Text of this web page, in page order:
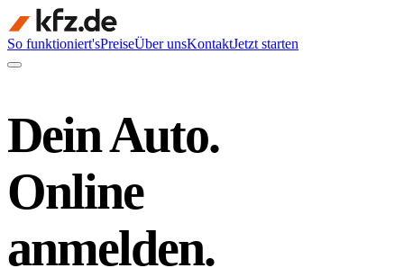
So funktioniert'sPreiseÜber unsKontaktJetzt starten
Dein Auto.
Online
anmelden.